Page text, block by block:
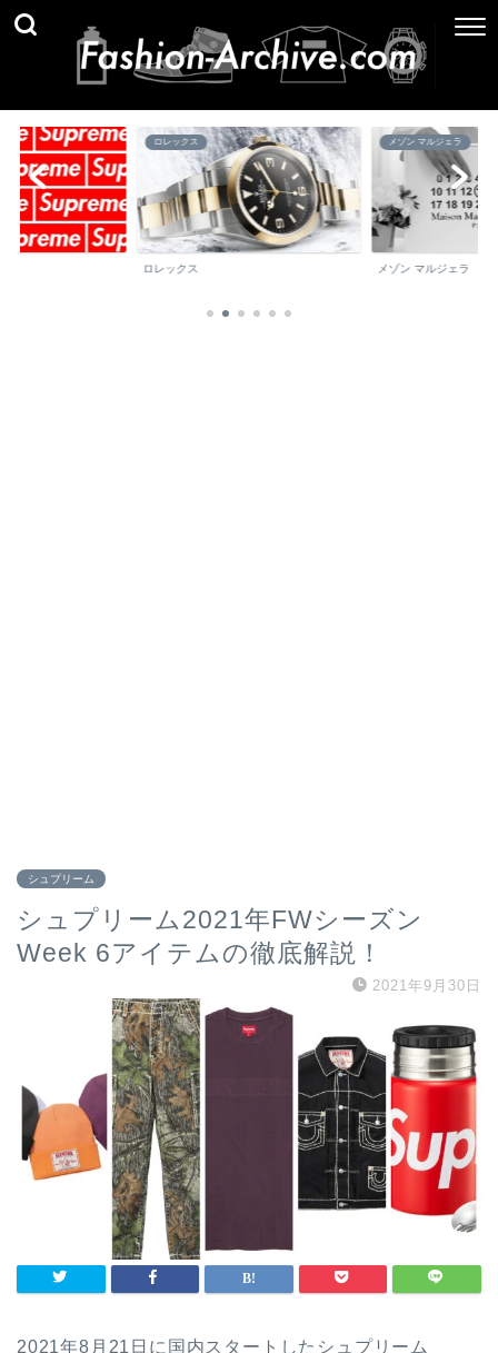
メゾン マルジェラ
メゾン マルジェラ
ブランド百科事典
ブランド百科事典
シュプリーム
シュプリーム2021年FWシーズン
Week 6アイテムの徹底解説！
2021年9月30日
2021年8月21日に国内スタートしたシュプリーム